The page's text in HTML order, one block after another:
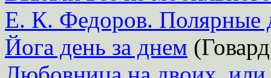
Е. К. Федоров. Полярные
Йога день за днем